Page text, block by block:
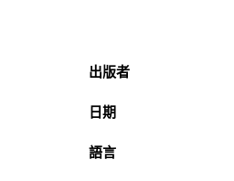
出版者
日期
語言